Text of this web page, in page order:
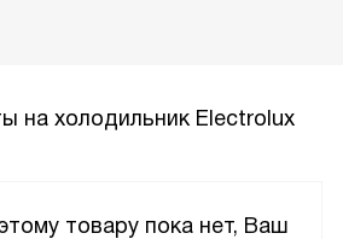
на холодильник Electrolux
товару пока нет, Ваш